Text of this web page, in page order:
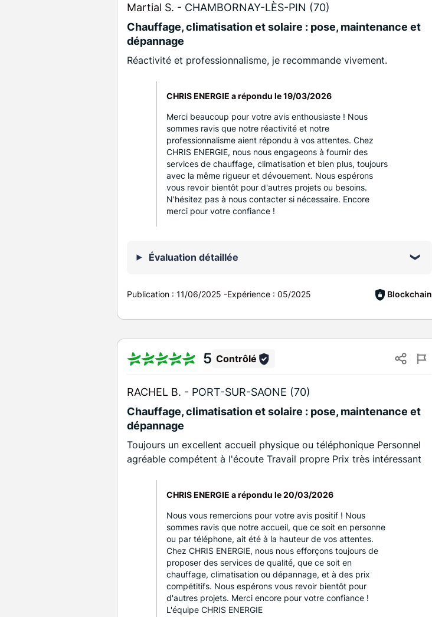
Martial S. - CHAMBORNAY-LÈS-PIN (70)
Chauffage, climatisation et solaire : pose, maintenance et
dépannage
Réactivité et professionnalisme, je recommande vivement.
CHRIS ENERGIE a répondu le19/03/2026
Merci beaucoup pour votre avis enthousiaste ! Nous
sommes ravis que notre réactivité et notre
professionnalisme aient répondu à vos attentes. Chez
CHRIS ENERGIE, nous nous engageons à fournir des
services de chauffage, climatisation et bien plus, toujours
avec la même rigueur et dévouement. Nous espérons
vous revoir bientôt pour d'autres projets ou besoins.
N'hésitez pas à nous contacter si nécessaire. Encore
merci pour votre confiance !
Évaluation détaillée
Publication :11/06/2025 -Expérience :05/2025 Blockchain
5 Contrôlé
RACHEL B. - PORT-SUR-SAONE (70)
Chauffage, climatisation et solaire : pose, maintenance et
dépannage
Toujours un excellent accueil physique ou téléphonique Personnel
agréable compétent à l'écoute Travail propre Prix très intéressant
CHRIS ENERGIE a répondu le20/03/2026
Nous vous remercions pour votre avis positif ! Nous
sommes ravis que notre accueil, que ce soit en personne
ou par téléphone, ait été à la hauteur de vos attentes.
Chez CHRIS ENERGIE, nous nous efforçons toujours de
proposer des services de qualité, que ce soit en
chauffage, climatisation ou dépannage, et à des prix
compétitifs. Nous espérons vous revoir bientôt pour
d'autres projets. Merci encore pour votre confiance !
L'équipe CHRIS ENERGIE